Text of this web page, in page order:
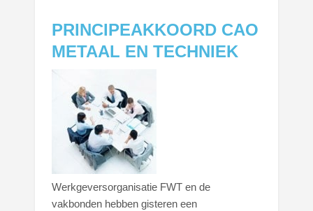
PRINCIPEAKKOORD CAO
METAAL EN TECHNIEK
Werkgeversorganisatie FWT en de
vakbonden hebben gisteren een